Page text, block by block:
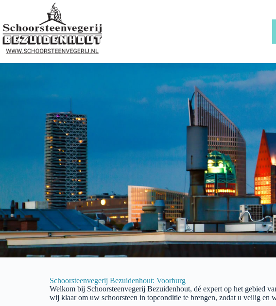
Schoorsteenvegerij Bezuidenhout: Voorburg
Welkom bij Schoorsteenvegerij Bezuidenhout, dé expert op het gebied
wij klaar om uw schoorsteen in topconditie te brengen, zodat u veilig en